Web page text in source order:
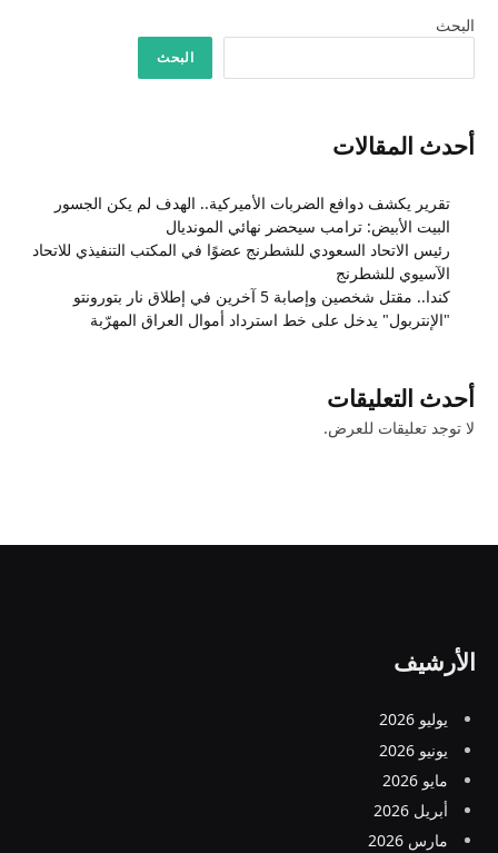
البحث
البحث
أحدث المقالات
تقرير يكشف دوافع الضربات الأميركية.. الهدف لم يكن الجسور
البيت الأبيض: ترامب سيحضر نهائي المونديال
رئيس الاتحاد السعودي للشطرنج عضوًا في المكتب التنفيذي للاتحاد
الآسيوي للشطرنج
كندا.. مقتل شخصين وإصابة 5 آخرين في إطلاق نار بتورونتو
"الإنتربول" يدخل على خط استرداد أموال العراق المهرّبة
أحدث التعليقات
لا توجد تعليقات للعرض.
الأرشيف
يوليو 2026
يونيو 2026
مايو 2026
أبريل 2026
مارس 2026